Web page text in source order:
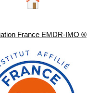
France EMDR-IMO ®